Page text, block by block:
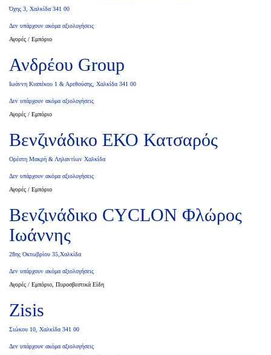
Όχης 3, Χαλκίδα 341 00
Δεν υπάρχουν ακόμα αξιολογήσεις
Αγορές / Εμπόριο
Ανδρέου Group
Ιωάννη Κιαπέκου 1 & Αρεθούσης, Χαλκίδα 341 00
Δεν υπάρχουν ακόμα αξιολογήσεις
Αγορές / Εμπόριο
Βενζινάδικο ΕΚΟ Κατσαρός
Ορέστη Μακρή & Ληλαντίων Χαλκίδα
Δεν υπάρχουν ακόμα αξιολογήσεις
Αγορές / Εμπόριο
Βενζινάδικο CYCLON Φλώρος
Ιωάννης
28ης Οκτωβρίου 35,Χαλκίδα
Δεν υπάρχουν ακόμα αξιολογήσεις
Αγορές / Εμπόριο, Πυροσβεστικά Είδη
Zisis
Σιώκου 10, Χαλκίδα 341 00
Δεν υπάρχουν ακόμα αξιολογήσεις